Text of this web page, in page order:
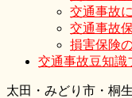
交通事故
交通事故
損害保険
交通事故豆知識
太田・ みどり 市・ 桐